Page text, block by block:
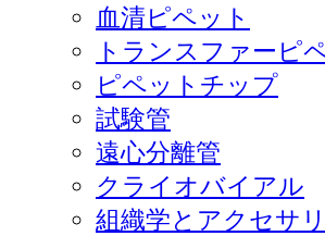
血清ピペット
トランスファーピ
ピペットチップ
試験管
遠心分離管
クライオバイアル
組織学とアクセサ